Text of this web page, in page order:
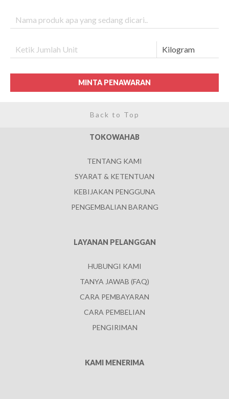
MINTA PENAWARAN
Back to Top
TOKOWAHAB
TENTANG KAMI
SYARAT & KETENTUAN
KEBIJAKAN PENGGUNA
PENGEMBALIAN BARANG
LAYANAN PELANGGAN
HUBUNGI KAMI
TANYA JAWAB (FAQ)
CARA PEMBAYARAN
CARA PEMBELIAN
PENGIRIMAN
KAMI MENERIMA